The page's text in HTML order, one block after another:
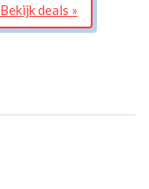
Bekijk deals »